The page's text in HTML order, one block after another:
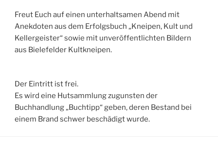
Freut Euch auf einen unterhaltsamen Abend mit
Anekdoten aus dem Erfolgsbuch „Kneipen, Kult und
Kellergeister“ sowie mit unveröffentlichten Bildern
aus Bielefelder Kultkneipen.
Der Eintritt ist frei.
Es wird eine Hutsammlung zugunsten der
Buchhandlung „Buchtipp“ geben, deren Bestand bei
einem Brand schwer beschädigt wurde.